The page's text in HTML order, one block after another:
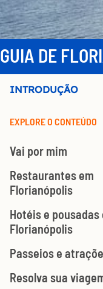
GUIA DE
INTRODUÇÃO
EXPLORE O CONTEÚDO
Vai por mim
Restaurantes em
Florianópolis
Hotéis e pousadas
Florianópolis
Passeios e
Resolva sua